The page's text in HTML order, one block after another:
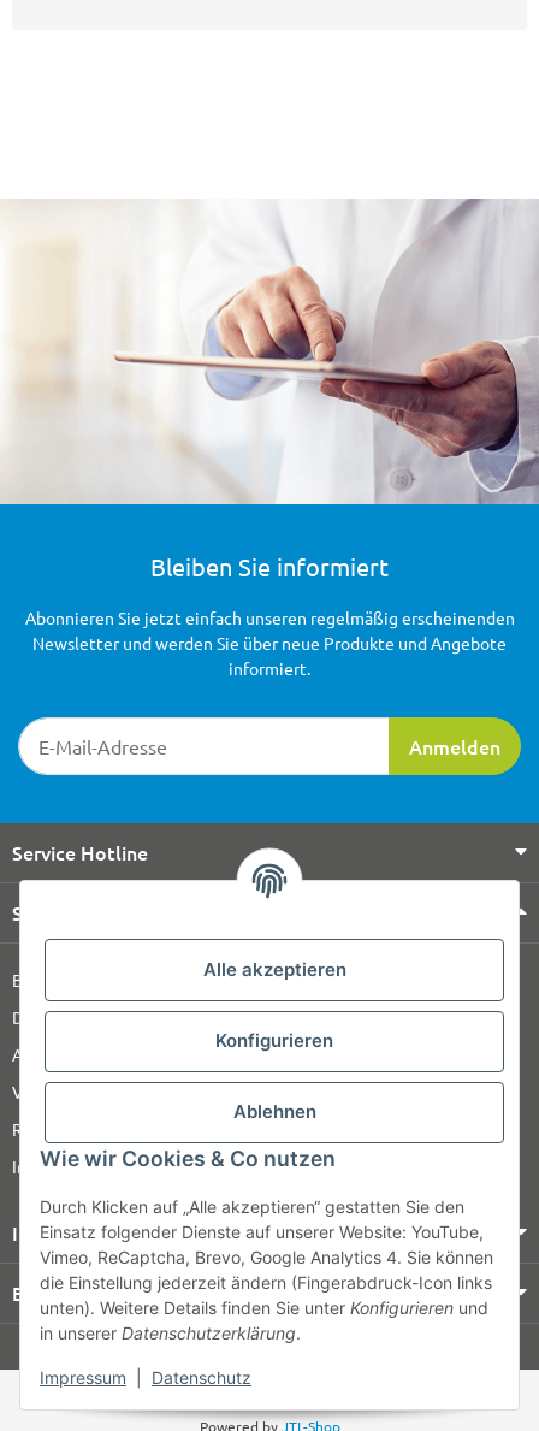
Alle akzeptieren
Konfigurieren
Ablehnen
Wie wir Cookies & Co nutzen
Durch Klicken auf „Alle akzeptieren“ gestatten Sie den
Einsatz folgender Dienste auf unserer Website: YouTube,
Vimeo, ReCaptcha, Brevo, Google Analytics 4. Sie können
die Einstellung jederzeit ändern (Fingerabdruck-Icon links
unten). Weitere Details finden Sie unter Konfigurieren und
in unserer Datenschutzerklärung.
Impressum Datenschutz
Bleiben Sie informiert
Newsletter-Registrierung
Anmelden
Abonnieren Sie jetzt einfach unseren regelmäßig erscheinenden
Newsletter und werden Sie über neue Produkte und Angebote
informiert.
Service Hotline
Shop Service
Barrierefreiheitserklärung
Datenschutz
AGB
Versandinformationen
Retour
Impressum
Informationen
Bezahlung & Versand
© HOZ MEDI WERK
* Alle Preise zzgl. gesetzlicher USt., zzgl.
Powered byJTL-Shop